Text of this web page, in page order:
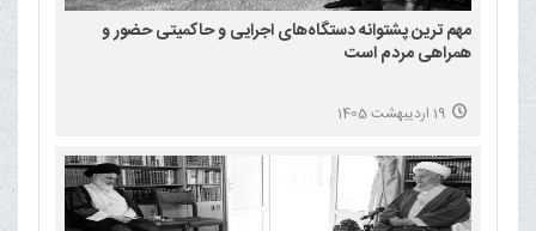
مهم ترین پشتوانه دستگاه‌های اجرایی و حاکمیتی حضور و
همراهی مردم است
19 اردیبهشت 1405